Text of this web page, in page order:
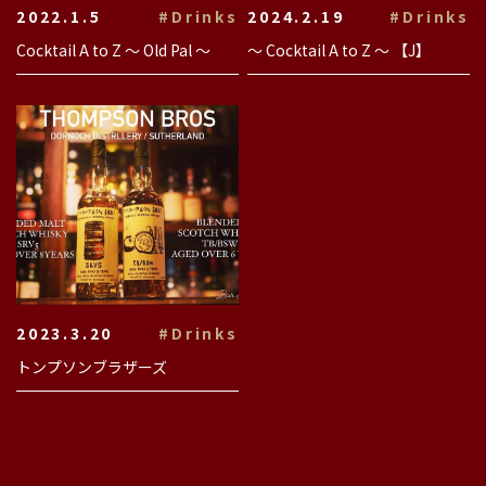
2022.1.5
#Drinks
Cocktail A to Z 〜 Old Pal 〜
2024.2.19
#Drinks
〜 Cocktail A to Z 〜 【J】
2023.3.20
#Drinks
トンプソンブラザーズ